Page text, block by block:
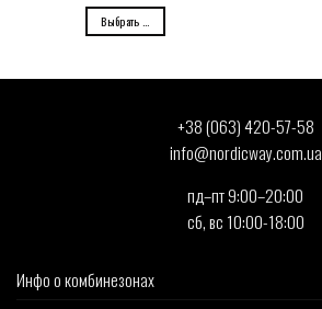
Выбрать ...
+38 (063) 420-57-58
info@nordicway.com.ua
пд–пт 9:00–20:00
сб, вс 10:00-18:00
Инфо о комбинезонах